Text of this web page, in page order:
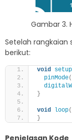
Gambar 3.
Setelah rangkaian
berikut:
void setup
pinMode(
}
void loop
}